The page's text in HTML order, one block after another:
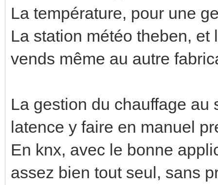
La température, pour une
La station météo theben,
vends même au autre
La gestion du chauffage
latence y faire en manuel
En knx, avec le bonne
assez bien tout seul, sans